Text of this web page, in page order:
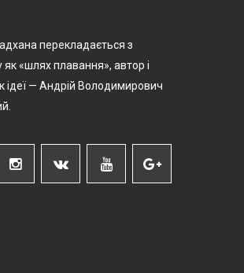
перекладається з
як «шлях плавання», автор і
ідеї — Андрій Володимирович